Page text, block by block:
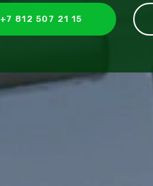
+7 812 507 21 15